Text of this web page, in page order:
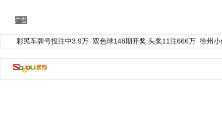
广告
彩民车牌号投注中3.9万 双色球148期开奖:头奖11注666万 徐州